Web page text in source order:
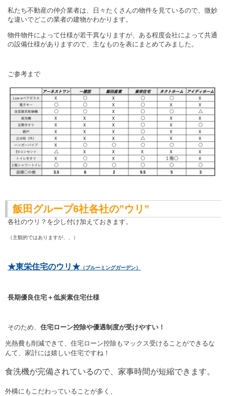
私たち不動産の仲介業者は、日々たくさんの物件を見ているので、微妙
な違いでどこの業者の建物かわかります。
物件物件によって仕様が若干異なりますが、ある程度会社によって共通
の設備仕様がありますので、主なものを表にまとめてみました。
ご参考まで
飯田グループ6社各社の”ウリ”
各社のウリ？ を少し付け加えておきます。
（主観的ではありますが、、）
★東栄住宅のウリ★ （ブルーミングガーデン）
長期優良住宅＋低炭素住宅仕様
そのため、 住宅ローン控除や優遇制度が受けやすい！
光熱費も削減できて、住宅ローン控除もマックス受けることができるな
んて、家計には嬉しい住宅ですね！
食洗機が完備されているので、家事時間が短縮できます。
外構にもこだわっていることが多く、